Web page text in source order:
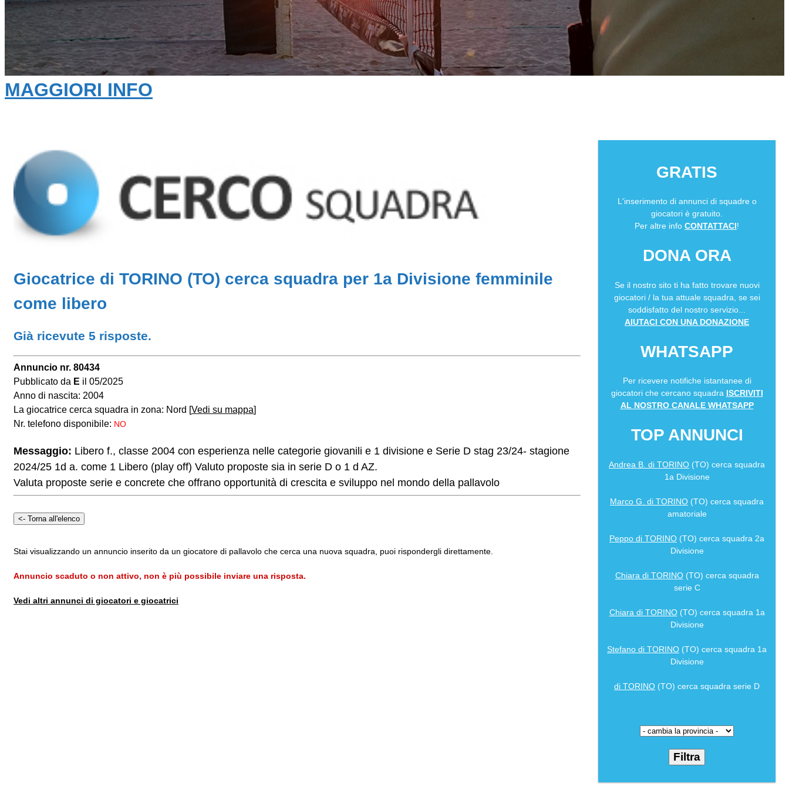
MAGGIORI INFO
Giocatrice di TORINO (TO) cerca squadra per 1a Divisione femminile
come libero
Già ricevute 5 risposte.
Annuncio nr. 80434
Pubblicato da E il 05/2025
Anno di nascita: 2004
La giocatrice cerca squadra in zona: Nord [Vedi su mappa]
Nr. telefono disponibile: NO
Messaggio: Libero f., classe 2004 con esperienza nelle categorie giovanili e 1 divisione e Serie D stag 23/24- stagione
2024/25 1d a. come 1 Libero (play off) Valuto proposte sia in serie D o 1 d AZ.
Valuta proposte serie e concrete che offrano opportunità di crescita e sviluppo nel mondo della pallavolo
Stai visualizzando un annuncio inserito da un giocatore di pallavolo che cerca una nuova squadra, puoi rispondergli direttamente.
Annuncio scaduto o non attivo, non è più possibile inviare una risposta.
Vedi altri annunci di giocatori e giocatrici
GRATIS
L'inserimento di annunci di squadre o
giocatori è gratuito.
Per altre info CONTATTACI!
DONA ORA
Se il nostro sito ti ha fatto trovare nuovi
giocatori / la tua attuale squadra, se sei
soddisfatto del nostro servizio...
AIUTACI CON UNA DONAZIONE
WHATSAPP
Per ricevere notifiche istantanee di
giocatori che cercano squadra ISCRIVITI
AL NOSTRO CANALE WHATSAPP
TOP ANNUNCI
Andrea B. di TORINO (TO) cerca squadra
1a Divisione
Marco G. di TORINO (TO) cerca squadra
amatoriale
Peppo di TORINO (TO) cerca squadra 2a
Divisione
Chiara di TORINO(TO) cerca squadra
serie C
Chiara di TORINO(TO) cerca squadra 1a
Divisione
Stefano di TORINO (TO) cerca squadra 1a
Divisione
di TORINO (TO) cerca squadra serie D